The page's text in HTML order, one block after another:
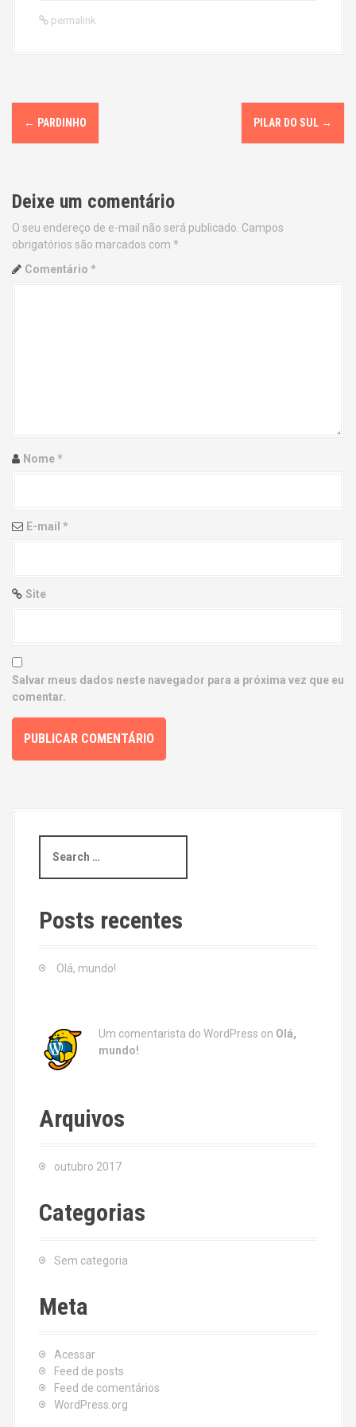
permalink
P
o
t
n
a
i
n
← PARDINHO PILAR DO SUL →
Deixe um comentário
O seu endereço de e-mail não será publicado. Campos
obrigatórios são marcados com *
Comentário *
Nome*
E-mail *
Site
Salvar meus dados neste navegador para a próxima vez que eu
comentar.
a
c
h
Posts recentes
Olá, mundo!
Um comentarista do WordPress on Olá,
mundo!
Arquivos
outubro 2017
Categorias
Sem categoria
Meta
Acessar
Feed de posts
Feed de comentários
WordPress.org